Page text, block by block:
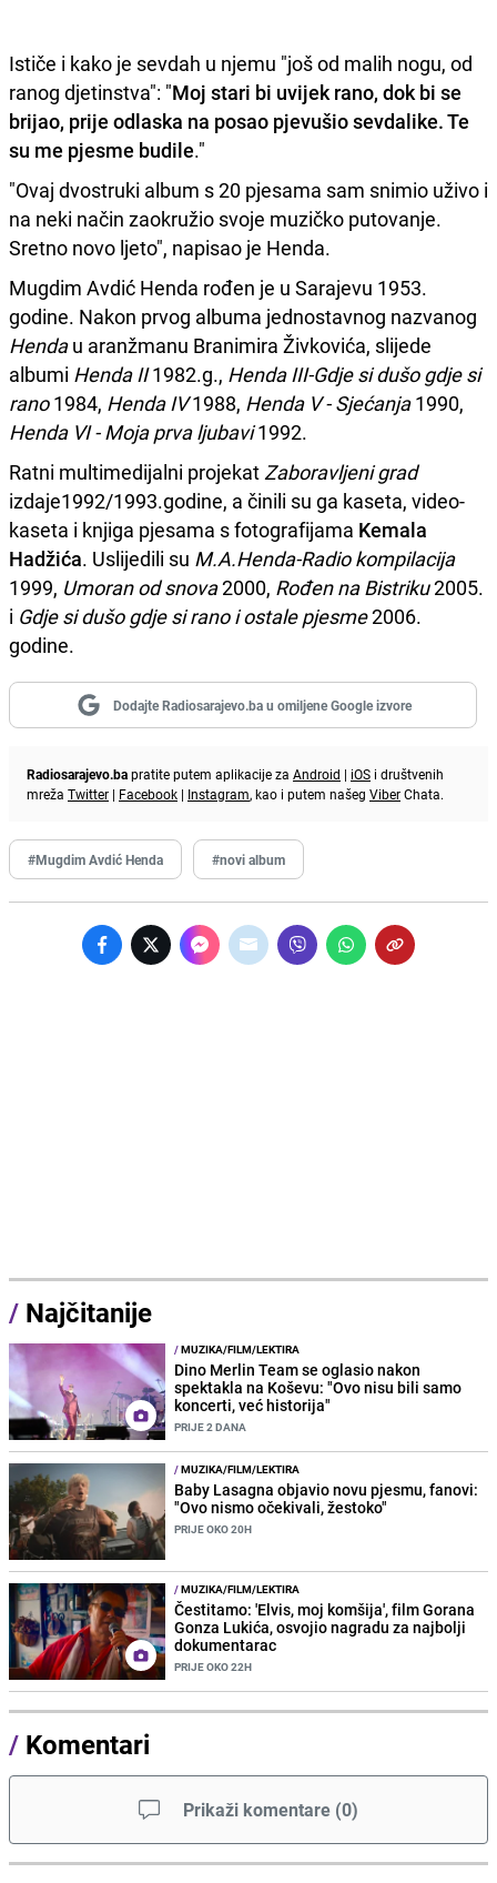
Ističe i kako je sevdah u njemu "još od malih nogu, od
ranog djetinstva": "Moj stari bi uvijek rano, dok bi se
brijao, prije odlaska na posao pjevušio sevdalike. Te
su me pjesme budile."
"Ovaj dvostruki album s 20 pjesama sam snimio uživo i
na neki način zaokružio svoje muzičko putovanje.
Sretno novo ljeto", napisao je Henda.
Mugdim Avdić Henda rođen je u Sarajevu 1953.
godine. Nakon prvog albuma jednostavnog nazvanog
Hendau aranžmanu Branimira Živkovića, slijede
albumi Henda II1982.g., Henda III-Gdje si dušo gdje si
rano1984, Henda IV1988, Henda V - Sjećanja1990,
Henda VI - Moja prva ljubavi1992.
Ratni multimedijalni projekat Zaboravljeni grad
izdaje1992/1993.godine, a činili su ga kaseta, video-
kaseta i knjiga pjesama s fotografijama Kemala
Hadžića. Uslijedili su M.A.Henda-Radio kompilacija
1999, Umoran od snova2000, Rođen na Bistriku2005.
i Gdje si dušo gdje si rano i ostale pjesme2006.
godine.
Dodajte Radiosarajevo.ba u omiljene Google izvore
Radiosarajevo.bapratite putem aplikacije za Android | iOS i društvenih
mreža Twitter | Facebook | Instagram, kao i putem našeg ViberChata.
#Mugdim Avdić Henda #novi album
/ Najčitanije
/MUZIKA/FILM/LEKTIRA
Dino Merlin Team se oglasio nakon
spektakla na Koševu: "Ovo nisu bili samo
koncerti, već historija"
PRIJE 2 DANA
/MUZIKA/FILM/LEKTIRA
Baby Lasagna objavio novu pjesmu, fanovi:
"Ovo nismo očekivali, žestoko"
PRIJE OKO 20H
/MUZIKA/FILM/LEKTIRA
Čestitamo: 'Elvis, moj komšija', film Gorana
Gonza Lukića, osvojio nagradu za najbolji
dokumentarac
PRIJE OKO 22H
/ Komentari
Prikaži komentare (0)